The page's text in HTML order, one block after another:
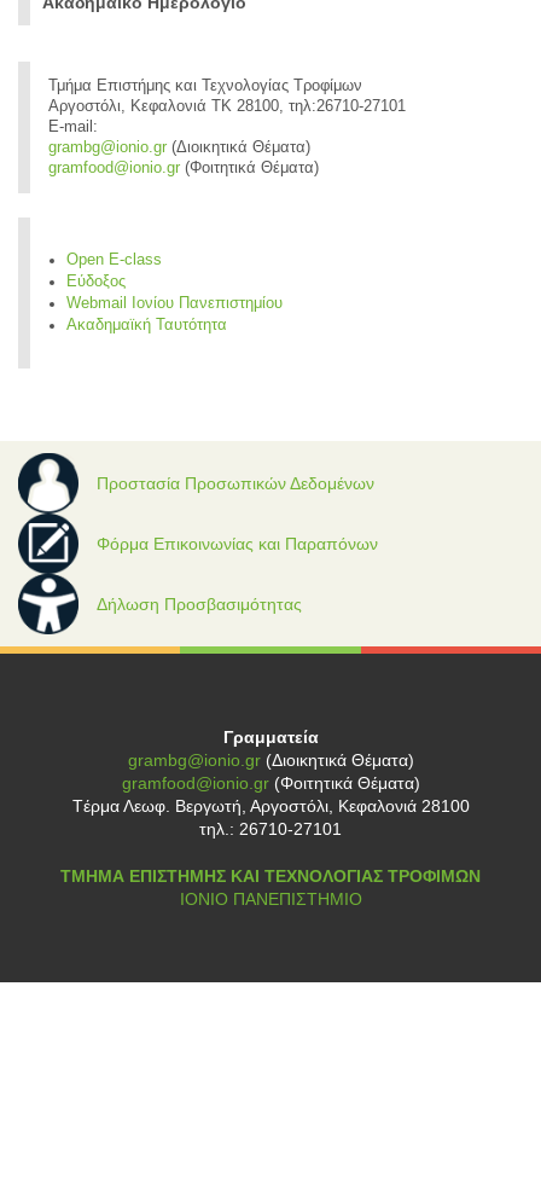
Τμήμα Επιστήμης και Τεχνολογίας Τροφίμων
Αργοστόλι, Κεφαλονιά ΤΚ 28100, τηλ:26710-27101
E-mail:
grambg@ionio.gr (Διοικητικά Θέματα)
gramfood@ionio.gr (Φοιτητικά Θέματα)
Open E-class
Εύδοξος
Webmail Ιονίου Πανεπιστημίου
Ακαδημαϊκή Ταυτότητα
Προστασία Προσωπικών Δεδομένων
Φόρμα Επικοινωνίας και Παραπόνων
Δήλωση Προσβασιμότητας
Γραμματεία
grambg@ionio.gr(Διοικητικά Θέματα)
gramfood@ionio.gr(Φοιτητικά Θέματα)
Tέρμα Λεωφ. Βεργωτή, Αργοστόλι, Κεφαλονιά 28100
τηλ.: 26710-27101
ΤΜΗΜΑ ΕΠΙΣΤΗΜΗΣ ΚΑΙ ΤΕΧΝΟΛΟΓΙΑΣ ΤΡΟΦΙΜΩΝ
ΙΟΝΙΟ ΠΑΝΕΠΙΣΤΗΜΙΟ